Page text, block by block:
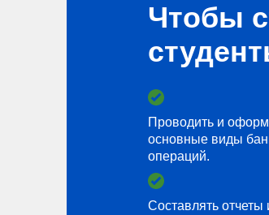
Чтобы
Проводить и
основные виды
операций.
Составлять отчеты